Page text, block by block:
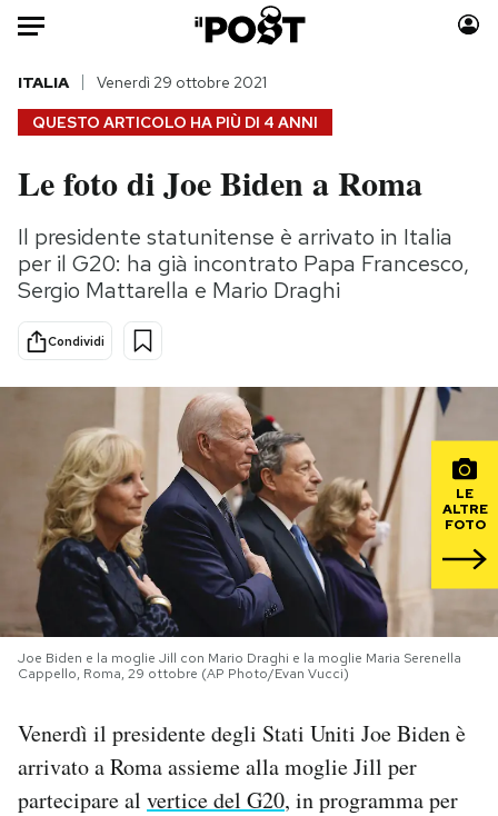
Auto
HOME
Italia
Politica
Tecnologia
Scienza
Sport
Moda
Consumismi
Storie/Idee
Mondiali calcio 2026
PODCAST
NEWSLETTER
SHOP
QUESTO ARTICOLO HA PIÙ DI 4 ANNI
ITALIA Venerdì 29 ottobre 2021
Le foto di Joe Biden a Roma
Il presidente statunitense è arrivato in Italia
per il G20: ha già incontrato Papa Francesco,
Sergio Mattarella e Mario Draghi
Condividi
LE
ALTRE
FOTO
Joe Biden e la moglie Jill con Mario Draghi e la moglie Maria Serenella
Cappello, Roma, 29 ottobre (AP Photo/Evan Vucci)
Venerdì il presidente degli Stati Uniti Joe Biden è
arrivato a Roma assieme alla moglie Jill per
partecipare al vertice del G20, in programma per